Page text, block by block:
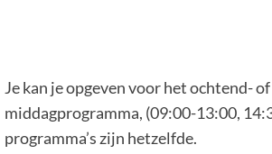
Je kan je opgeven voor het ochtend- of
middagprogramma, (09:00-13:00,
programma’s zijn hetzelfde.